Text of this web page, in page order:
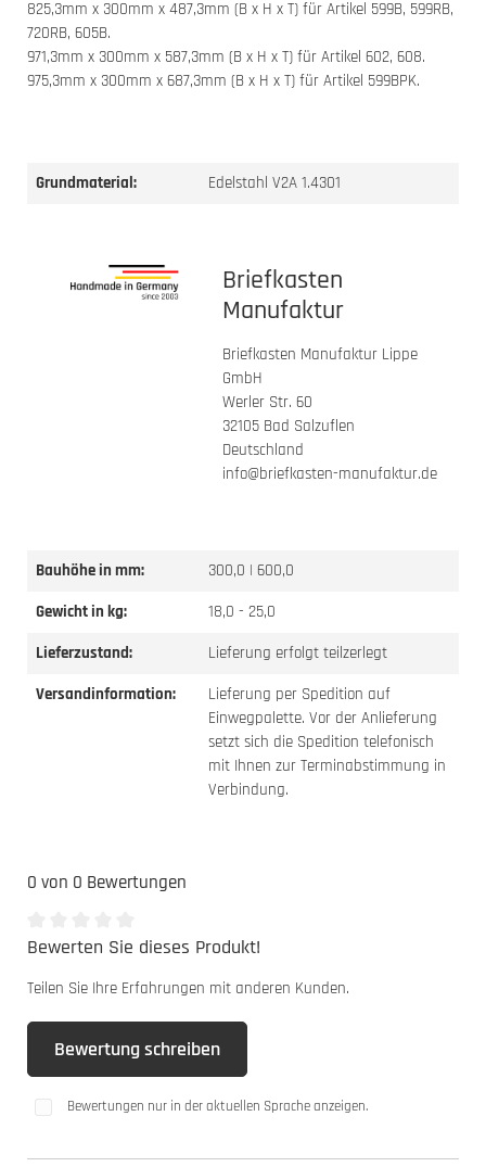
825,3mm x 300mm x 487,3mm (B x H x T) für Artikel 599B, 599RB,
720RB, 605B.
971,3mm x 300mm x 587,3mm (B x H x T) für Artikel 602, 608.
975,3mm x 300mm x 687,3mm (B x H x T) für Artikel 599BPK.
Grundmaterial: Edelstahl V2A 1.4301
Briefkasten
Manufaktur
Briefkasten Manufaktur Lippe
GmbH
Werler Str. 60
32105 Bad Salzuflen
Deutschland
info@briefkasten-manufaktur.de
Bauhöhe in mm:
300,0 | 600,0
Gewicht in kg:
18,0 - 25,0
Lieferzustand:
Lieferung erfolgt teilzerlegt
Versandinformation:
Lieferung per Spedition auf
Einwegpalette. Vor der Anlieferung
setzt sich die Spedition telefonisch
mit Ihnen zur Terminabstimmung in
Verbindung.
0 von 0 Bewertungen
Durchschnittliche Bewertung von 0 von 5 Sternen
Bewerten Sie dieses Produkt!
Teilen Sie Ihre Erfahrungen mit anderen Kunden.
Bewertung schreiben
Bewertungen nur in der aktuellen Sprache anzeigen.